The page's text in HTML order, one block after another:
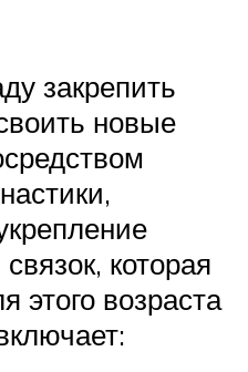
закрепить
новые
которая
этого возраста